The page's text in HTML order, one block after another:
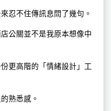
忍不住傳訊息問了幾句。
公關並不是我原本想像中
更高階的「情緒設計」工
熟悉感。